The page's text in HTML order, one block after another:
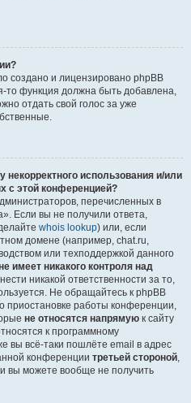
создано и лицензировано phpBB
то функция должна быть добавлена,
отдать свой голос за уже
использования и/или
с этой конференцией?
перечисленных в
Если вы не получили ответа,
whois lookup) или, если
домене (например, chat.ru,
или техподдержкой данного
имеет никакого контроля над
никакой ответственности за то,
Не обращайтесь к phpBB
приостановке работы конференции,
не относятся напрямую к сайту
к программному
вы всё-таки пошлёте email в адрес
конференции третьей стороной,
вы можете вообще не получить